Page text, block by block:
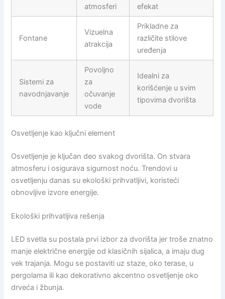
atmosferi
efekat
Fontane
Vizuelna
atrakcija
Prikladne za
različite stilove
uređenja
Sistemi za
navodnjavanje
Povoljno
za
očuvanje
vode
Idealni za
korišćenje u svim
tipovima dvorišta
Osvetljenje kao ključni element
Osvetljenje je ključan deo svakog dvorišta. On stvara
atmosferu i osigurava sigurnost noću. Trendovi u
osvetljenju danas su ekološki prihvatljivi, koristeći
obnovljive izvore energije.
Ekološki prihvatljiva rešenja
LED svetla su postala prvi izbor za dvorišta jer troše znatno
manje električne energije od klasičnih sijalica, a imaju dug
vek trajanja. Mogu se postaviti uz staze, oko terase, u
pergolama ili kao dekorativno akcentno osvetljenje oko
drveća i žbunja.